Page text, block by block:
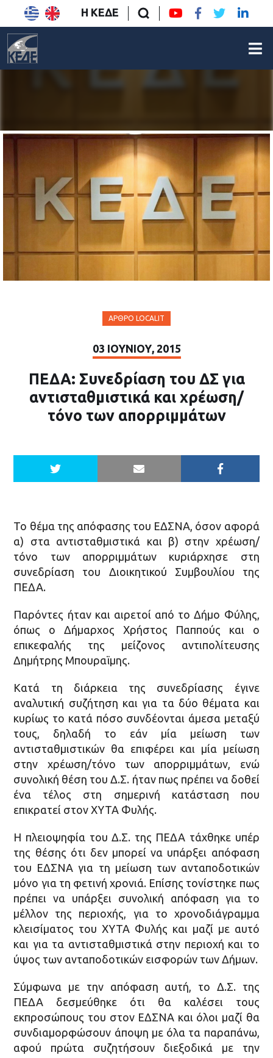
Η ΚΕΔΕ
ΆΡΘΡΟ LOCALIT
03 ΙΟΥΝΊΟΥ, 2015
ΠΕΔΑ: Συνεδρίαση του ΔΣ για
αντισταθμιστικά και χρέωση/
τόνο των απορριμμάτων
Το θέμα της απόφασης του ΕΔΣΝΑ, όσον αφορά
α) στα αντισταθμιστικά και β) στην χρέωση/
τόνο των απορριμμάτων κυριάρχησε στη
συνεδρίαση του Διοικητικού Συμβουλίου της
ΠΕΔΑ.
Παρόντες ήταν και αιρετοί από το Δήμο Φύλης,
όπως ο Δήμαρχος Χρήστος Παππούς και ο
επικεφαλής της μείζονος αντιπολίτευσης
Δημήτρης Μπουραϊμης.
Κατά τη διάρκεια της συνεδρίασης έγινε
αναλυτική συζήτηση και για τα δύο θέματα και
κυρίως το κατά πόσο συνδέονται άμεσα μεταξύ
τους, δηλαδή το εάν μία μείωση των
αντισταθμιστικών θα επιφέρει και μία μείωση
στην χρέωση/τόνο των απορριμμάτων, ενώ
συνολική θέση του Δ.Σ. ήταν πως πρέπει να δοθεί
ένα τέλος στη σημερινή κατάσταση που
επικρατεί στον ΧΥΤΑ Φυλής.
Η πλειοψηφία του Δ.Σ. της ΠΕΔΑ τάχθηκε υπέρ
της θέσης ότι δεν μπορεί να υπάρξει απόφαση
του ΕΔΣΝΑ για τη μείωση των ανταποδοτικών
μόνο για τη φετινή χρονιά. Επίσης τονίστηκε πως
πρέπει να υπάρξει συνολική απόφαση για το
μέλλον της περιοχής, για το χρονοδιάγραμμα
κλεισίματος του ΧΥΤΑ Φυλής και μαζί με αυτό
και για τα αντισταθμιστικά στην περιοχή και το
ύψος των ανταποδοτικών εισφορών των Δήμων.
Σύμφωνα με την απόφαση αυτή, το Δ.Σ. της
ΠΕΔΑ δεσμεύθηκε ότι θα καλέσει τους
εκπροσώπους του στον ΕΔΣΝΑ και όλοι μαζί θα
συνδιαμορφώσουν άποψη με όλα τα παραπάνω,
αφού πρώτα συζητήσουν διεξοδικά με την